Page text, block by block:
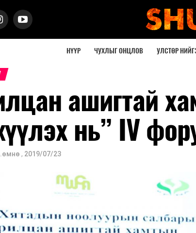
НҮҮР ЧУХЛЫГ ОНЦЛОВ УЛСТӨР
ашигтай
нь” IV
, 2019/07/23